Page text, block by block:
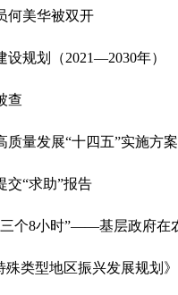
何美华被双开
规划（2021—2030年）
查
质量发展“十四五”实施方案
交“求助”报告
个8小时”——基层政府在
类型地区振兴发展规划》